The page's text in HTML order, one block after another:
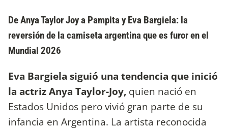
De Anya Taylor Joy a Pampita y Eva Bargiela: la
reversión de la camiseta argentina que es furor en el
Mundial 2026
Eva Bargiela siguió una tendencia que inició
la actriz Anya Taylor-Joy, quien nació en
Estados Unidos pero vivió gran parte de su
infancia en Argentina. La artista reconocida